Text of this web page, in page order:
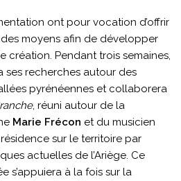
ont pour vocation d’offrir
moyens afin de développer
création. Pendant trois semaines,
ses recherches autour des
pyrénéennes et collaborera
, réuni autour de la
Marie Frécon et du musicien
résidence sur le territoire par
actuelles de l’Ariège. Ce
s’appuiera à la fois sur la